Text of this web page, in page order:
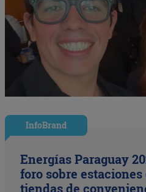
InfoBrand
Energías Paraguay
foro sobre
tiendas de